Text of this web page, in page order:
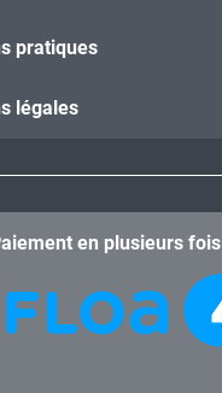
pratiques
légales
en plusieurs fois